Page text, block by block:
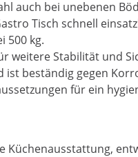
auch bei unebenen
Tisch schnell
500 kg.
weitere Stabilität und
beständig gegen
für ein
Küchenausstattung,